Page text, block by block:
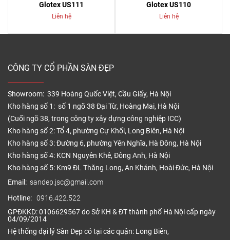
Glotex US111
Liên hệ
Glotex US110
Liên hệ
CÔNG TY CỔ PHẦN SÀN ĐẸP
Showroom: 339 Hoàng Quốc Việt, Cầu Giấy, Hà Nội
Kho hàng số 1: số 1 ngõ 38 Đại Từ, Hoàng Mai, Hà Nội
(Cuối ngõ 38, trong công ty xây dựng công nghiệp ICC)
Kho hàng số 2: Tổ 4, phường Cự Khối, Long Biên, Hà Nội
Kho hàng số 3: Đường 6, phường Yên Nghĩa, Hà Đông, Hà Nội
Kho hàng số 4: KCN Nguyên Khê, Đông Anh, Hà Nội
Kho hàng số 5: Km9 ĐL Thăng Long, An Khánh, Hoài Đức, Hà Nội
Email: sandep.jsc@gmail.com
Hotline: 0916.422.522
GPĐKKD: 0106629567 do Sở KH & ĐT thành phố Hà Nội cấp ngày
04/09/2014
Hệ thống đại lý Sàn Đẹp có tại các quận: Long Biên,